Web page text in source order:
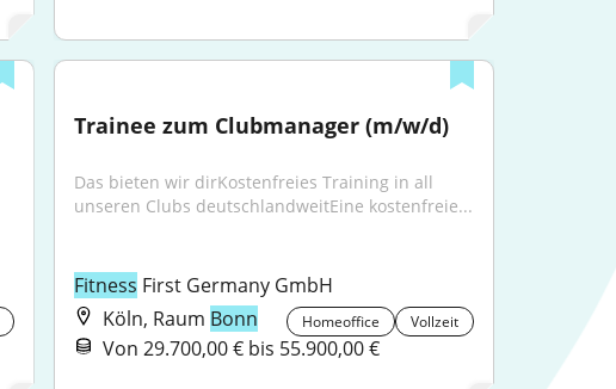
Trainee zum Clubmanager (m/w/d)
Das bieten wir dirKostenfreies Training in all
unseren Clubs deutschlandweitEine kostenfreie...
Fitness First Germany GmbH
Köln, Raum Bonn Homeoffice Vollzeit
Von 29.700,00 € bis 55.900,00 €